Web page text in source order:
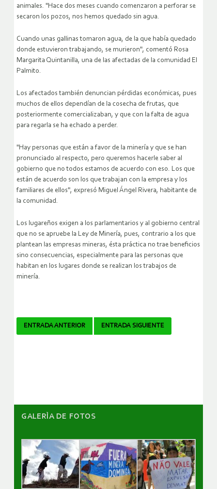
animales. "Hace dos meses cuando comenzaron a perforar se
secaron los pozos, nos hemos quedado sin agua.
Cuando unas gallinas tomaron agua, de la que había quedado
donde estuvieron trabajando, se murieron", comentó Rosa
Margarita Quintanilla, una de las afectadas de la comunidad El
Palmito.
Los afectados también denuncian pérdidas económicas, pues
muchos de ellos dependían de la cosecha de frutas, que
posteriormente comercializaban, y que con la falta de agua
para regarla se ha echado a perder.
"Hay personas que están a favor de la minería y que se han
pronunciado al respecto, pero queremos hacerle saber al
gobierno que no todos estamos de acuerdo con eso. Los que
están de acuerdo son los que trabajan con la empresa y los
familiares de ellos", expresó Miguel Ángel Rivera, habitante de
la comunidad.
Los lugareños exigen a los parlamentarios y al gobierno central
que no se apruebe la Ley de Minería, pues, contrario a los que
plantean las empresas mineras, ésta práctica no trae beneficios
sino consecuencias, especialmente para las personas que
habitan en los lugares donde se realizan los trabajos de
minería.
Navegador
ENTRADA ANTERIOR ENTRADA SIGUIENTE
GALERÌA DE FOTOS